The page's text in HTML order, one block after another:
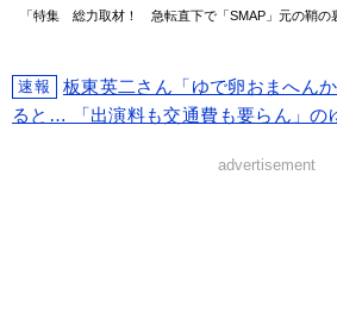
「特集 総力取材！ 急転直下で「SMAP」元の鞘
速報
板東英二さん「ゆで卵おまへん
ると… 「出演料も交通費も要らん」の
advertisement